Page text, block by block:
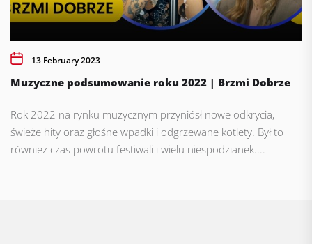
13 February 2023
Muzyczne podsumowanie roku 2022 | Brzmi Dobrze
Rok 2022 na rynku muzycznym przyniósł nowe odkrycia,
świeże hity oraz głośne wpadki i odgrzewane kotlety. Był to
również czas powrotu festiwali i wielu niespodzianek....